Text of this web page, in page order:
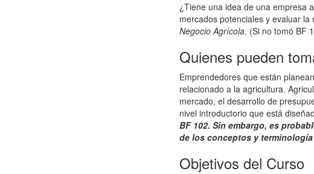
¿Tiene una idea de una empresa
mercados potenciales y evaluar
Negocio Agrícola. (Si no tomó BF
Quienes pueden
Emprendedores que están
relacionado a la agricultura.
mercado, el desarrollo de
nivel introductorio que está
BF 102. Sin embargo, es
de los conceptos y
Objetivos del Curso